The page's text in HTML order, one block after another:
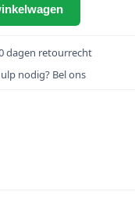
dagen retourrecht
nodig? Bel ons